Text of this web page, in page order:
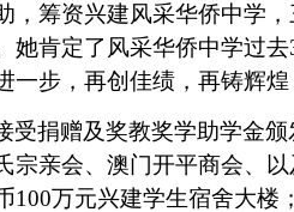
，筹资兴建风采华侨中学
她肯定了风采华侨中学过去
一步，再创佳绩，再铸辉
受捐赠及奖教奖学助学金
宗亲会、 澳门开平商会、以
100万元兴建学生宿舍大楼